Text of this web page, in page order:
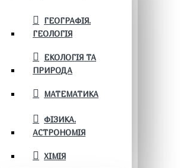
ГЕОГРАФІЯ.
ГЕОЛОГІЯ
ЕКОЛОГІЯ ТА
ПРИРОДА
МАТЕМАТИКА
ФІЗИКА.
АСТРОНОМІЯ
ХІМІЯ